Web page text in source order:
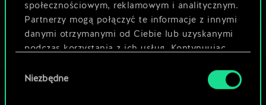
społecznościowym, reklamowym i analitycznym.
Partnerzy mogą połączyć te informacje z innymi
danymi otrzymanymi od Ciebie lub uzyskanymi
podczas korzystania z ich usług. Kontynuując
używanie plików cookie.
zgody
Niezbędne
LUB